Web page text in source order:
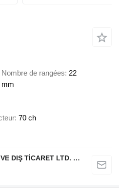
Nombre de rangées 22
mm
70 ch
SOLMAX STEEL MAKİNA İÇ VE DIŞ TİCARET LTD. ŞTİ.